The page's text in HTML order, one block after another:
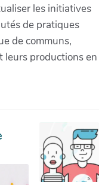
les initiatives
de pratiques
de communs,
leurs productions en